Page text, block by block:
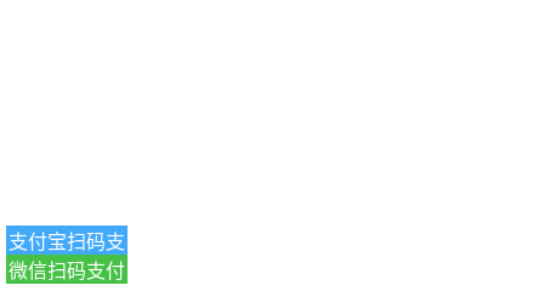
支付宝扫码支
付
微信扫码支付